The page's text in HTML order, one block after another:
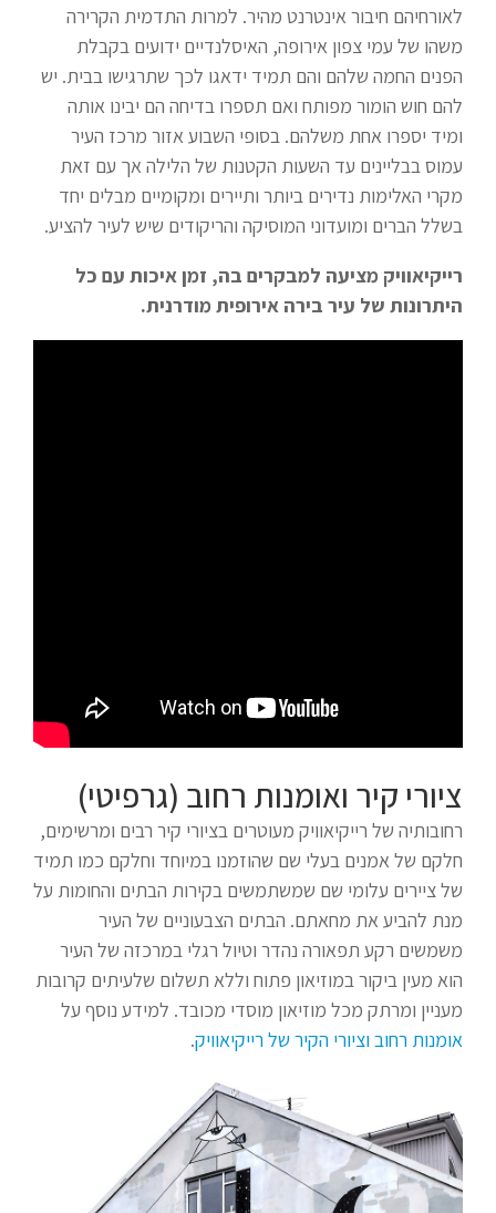
לאורחיהם חיבור אינטרנט מהיר. למרות התדמית הקרירה
משהו של עמי צפון אירופה, האיסלנדיים ידועים בקבלת
הפנים החמה שלהם והם תמיד ידאגו לכך שתרגישו בבית. יש
להם חוש הומור מפותח ואם תספרו בדיחה הם יבינו אותה
ומיד יספרו אחת משלהם. בסופי השבוע אזור מרכז העיר
עמוס בבליינים עד השעות הקטנות של הלילה אך עם זאת
מקרי האלימות נדירים ביותר ותיירים ומקומיים מבלים יחד
בשלל הברים ומועדוני המוסיקה והריקודים שיש לעיר להציע.
רייקיאוויק מציעה למבקרים בה, זמן איכות עם כל
היתרונות של עיר בירה אירופית מודרנית.
ציורי קיר ואומנות רחוב (גרפיטי)
רחובותיה של רייקיאוויק מעוטרים בציורי קיר רבים ומרשימים,
חלקם של אמנים בעלי שם שהוזמנו במיוחד וחלקם כמו תמיד
של ציירים עלומי שם שמשתמשים בקירות הבתים והחומות על
מנת להביע את מחאתם. הבתים הצבעוניים של העיר
משמשים רקע תפאורה נהדר וטיול רגלי במרכזה של העיר
הוא מעין ביקור במוזיאון פתוח וללא תשלום שלעיתים קרובות
מעניין ומרתק מכל מוזיאון מוסדי מכובד. למידע נוסף על
אומנות רחוב וציורי הקיר של רייקיאוויק.